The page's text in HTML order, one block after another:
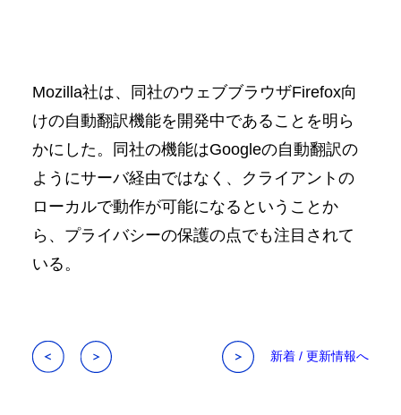
Mozilla社は、同社のウェブブラウザFirefox向
けの自動翻訳機能を開発中であることを明ら
かにした。同社の機能はGoogleの自動翻訳の
ようにサーバ経由ではなく、クライアントの
ローカルで動作が可能になるということか
ら、プライバシーの保護の点でも注目されて
いる。
新着 / 更新情報へ